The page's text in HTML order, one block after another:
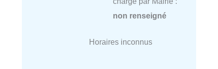
non renseigné
Horaires inconnus